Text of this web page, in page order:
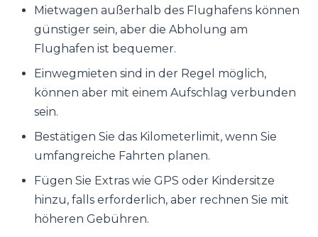
Mietwagen außerhalb des Flughafens können
günstiger sein, aber die Abholung am
Flughafen ist bequemer.
Einwegmieten sind in der Regel möglich,
können aber mit einem Aufschlag verbunden
sein.
Bestätigen Sie das Kilometerlimit, wenn Sie
umfangreiche Fahrten planen.
Fügen Sie Extras wie GPS oder Kindersitze
hinzu, falls erforderlich, aber rechnen Sie mit
höheren Gebühren.